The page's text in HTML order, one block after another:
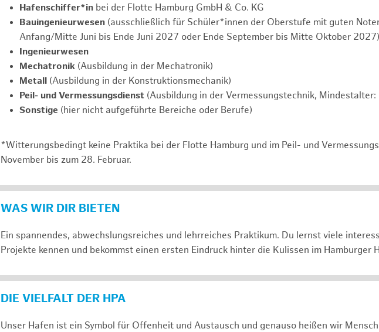
Hafenschiffer*in bei der Flotte Hamburg GmbH & Co. KG
Bauingenieurwesen (ausschließlich für Schüler*innen der Oberstufe mit guten
Anfang/Mitte Juni bis Ende Juni 2027 oder Ende September bis Mitte Oktober 2027)
Ingenieurwesen
Mechatronik (Ausbildung in der Mechatronik)
Metall (Ausbildung in der Konstruktionsmechanik)
Peil- und Vermessungsdienst (Ausbildung in der Vermessungstechnik, Mindestalter:
Sonstige (hier nicht aufgeführte Bereiche oder Berufe)
*Witterungsbedingt keine Praktika bei der Flotte Hamburg und im Peil- und
November bis zum 28. Februar.
WAS WIR DIR BIETEN
Ein spannendes, abwechslungsreiches und lehrreiches Praktikum. Du lernst viele
Projekte kennen und bekommst einen ersten Eindruck hinter die Kulissen im Hamburger
DIE VIELFALT DER HPA
Unser Hafen ist ein Symbol für Offenheit und Austausch und genauso heißen wir